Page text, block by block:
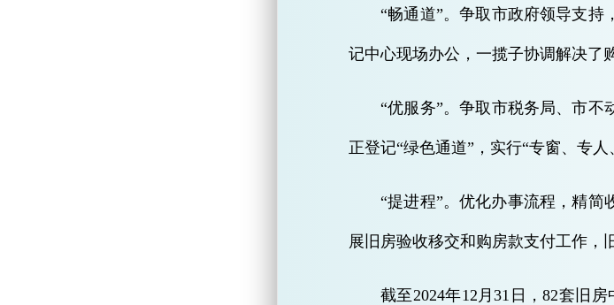
“畅通道”。争取市政府领导支
记中心现场办公，一揽子协调解决了
“优服务”。争取市税务局、市
正登记“绿色通道”，实行“专窗、专
“提进程”。优化办事流程，精
展旧房验收移交和购房款支付工作，
截至2024年12月31日，82套旧